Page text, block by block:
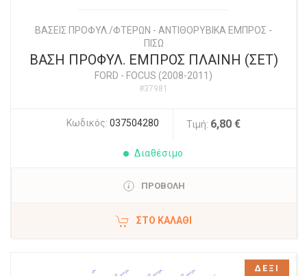
ΒΑΣΕΙΣ ΠΡΟΦΥΛ./ΦΤΕΡΩΝ - ΑΝΤΙΘΟΡΥΒΙΚΑ ΕΜΠΡΟΣ -
ΠΙΣΩ
ΒΑΣΗ ΠΡΟΦΥΛ. ΕΜΠΡΟΣ ΠΛΑΙΝΗ (ΣΕΤ)
FORD - FOCUS (2008-2011)
#37981
Κωδικός: 037504280 Τιμή: 6,80 €
Διαθέσιμο
ΠΡΟΒΟΛΗ
ΣΤΟ ΚΑΛΆΘΙ
ΔΕΞΙ